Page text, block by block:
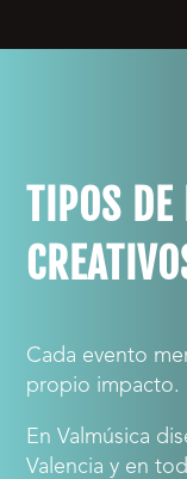
TIPOS DE
Cada evento
propio impacto.
En Valmúsica
Valencia y en